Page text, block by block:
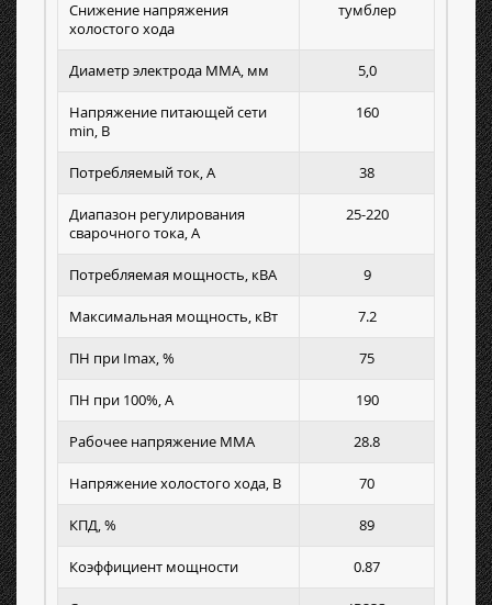
Снижение напряжения
холостого хода
тумблер
Диаметр электрода MMA, мм 5,0
Напряжение питающей сети
min, В
160
Потребляемый ток, А 38
Диапазон регулирования
сварочного тока, А
25-220
Потребляемая мощность, кВА 9
Максимальная мощность, кВт 7.2
ПН при Imax, % 75
ПН при 100%, А 190
Рабочее напряжение MMA 28.8
Напряжение холостого хода, В 70
КПД, % 89
Коэффициент мощности 0.87